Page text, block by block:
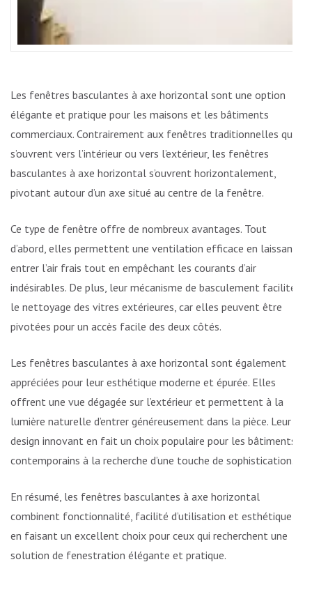
Les fenêtres basculantes à axe horizontal sont une option
élégante et pratique pour les maisons et les bâtiments
commerciaux. Contrairement aux fenêtres traditionnelles qui
s’ouvrent vers l’intérieur ou vers l’extérieur, les fenêtres
basculantes à axe horizontal s’ouvrent horizontalement,
pivotant autour d’un axe situé au centre de la fenêtre.
Ce type de fenêtre offre de nombreux avantages. Tout
d’abord, elles permettent une ventilation efficace en laissant
entrer l’air frais tout en empêchant les courants d’air
indésirables. De plus, leur mécanisme de basculement facilite
le nettoyage des vitres extérieures, car elles peuvent être
pivotées pour un accès facile des deux côtés.
Les fenêtres basculantes à axe horizontal sont également
appréciées pour leur esthétique moderne et épurée. Elles
offrent une vue dégagée sur l’extérieur et permettent à la
lumière naturelle d’entrer généreusement dans la pièce. Leur
design innovant en fait un choix populaire pour les bâtiments
contemporains à la recherche d’une touche de sophistication.
En résumé, les fenêtres basculantes à axe horizontal
combinent fonctionnalité, facilité d’utilisation et esthétique,
en faisant un excellent choix pour ceux qui recherchent une
solution de fenestration élégante et pratique.